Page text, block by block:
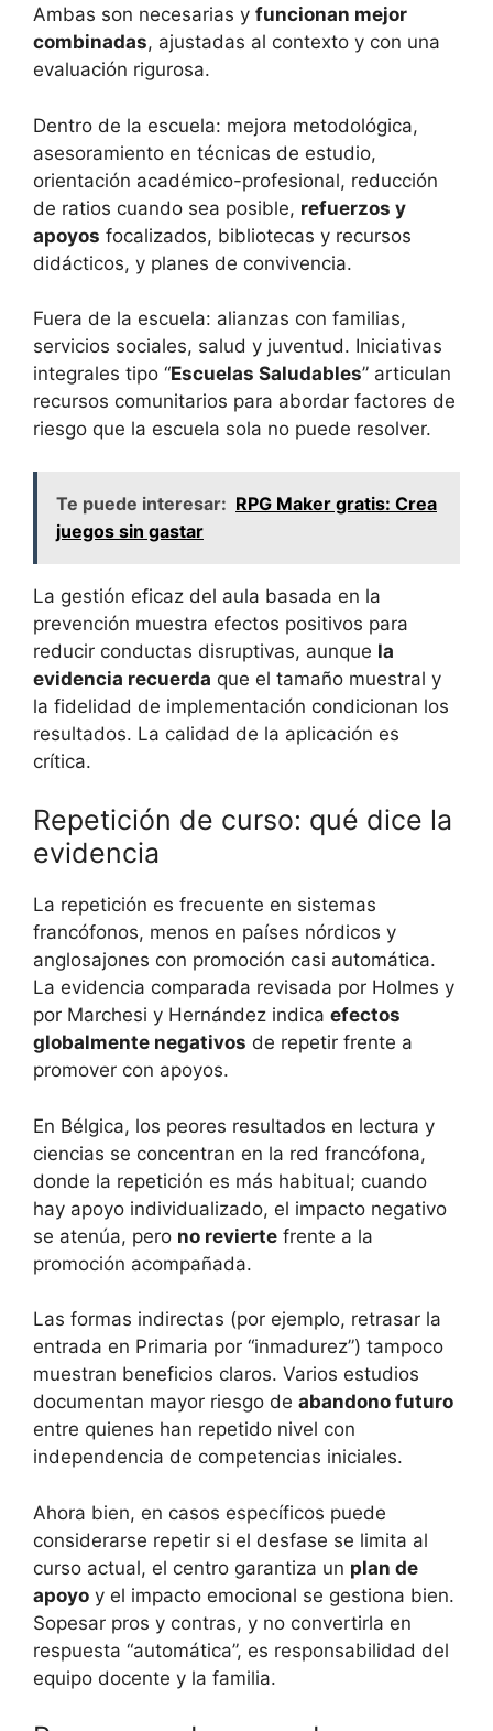
Ambas son necesarias y funcionan mejor
combinadas, ajustadas al contexto y con una
evaluación rigurosa.
Dentro de la escuela: mejora metodológica,
asesoramiento en técnicas de estudio,
orientación académico-profesional, reducción
de ratios cuando sea posible, refuerzos y
apoyos focalizados, bibliotecas y recursos
didácticos, y planes de convivencia.
Fuera de la escuela: alianzas con familias,
servicios sociales, salud y juventud. Iniciativas
integrales tipo “Escuelas Saludables” articulan
recursos comunitarios para abordar factores de
riesgo que la escuela sola no puede resolver.
Te puede interesar: RPG Maker gratis: Crea
juegos sin gastar
La gestión eficaz del aula basada en la
prevención muestra efectos positivos para
reducir conductas disruptivas, aunque la
evidencia recuerda que el tamaño muestral y
la fidelidad de implementación condicionan los
resultados. La calidad de la aplicación es
crítica.
Repetición de curso: qué dice la
evidencia
La repetición es frecuente en sistemas
francófonos, menos en países nórdicos y
anglosajones con promoción casi automática.
La evidencia comparada revisada por Holmes y
por Marchesi y Hernández indica efectos
globalmente negativos de repetir frente a
promover con apoyos.
En Bélgica, los peores resultados en lectura y
ciencias se concentran en la red francófona,
donde la repetición es más habitual; cuando
hay apoyo individualizado, el impacto negativo
se atenúa, pero no revierte frente a la
promoción acompañada.
Las formas indirectas (por ejemplo, retrasar la
entrada en Primaria por “inmadurez”) tampoco
muestran beneficios claros. Varios estudios
documentan mayor riesgo de abandono futuro
entre quienes han repetido nivel con
independencia de competencias iniciales.
Ahora bien, en casos específicos puede
considerarse repetir si el desfase se limita al
curso actual, el centro garantiza un plan de
apoyo y el impacto emocional se gestiona bien.
Sopesar pros y contras, y no convertirla en
respuesta “automática”, es responsabilidad del
equipo docente y la familia.